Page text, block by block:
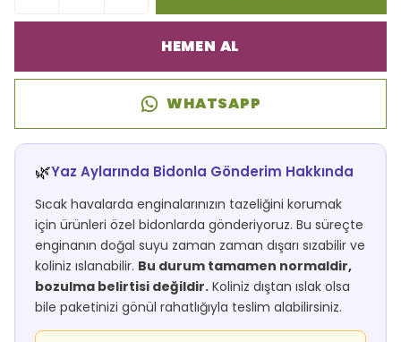
HEMEN AL
WHATSAPP
🌿Yaz Aylarında Bidonla Gönderim Hakkında
Sıcak havalarda enginalarınızın tazeliğini korumak
için ürünleri özel bidonlarda gönderiyoruz. Bu süreçte
enginanın doğal suyu zaman zaman dışarı sızabilir ve
koliniz ıslanabilir. Bu durum tamamen normaldir,
bozulma belirtisi değildir. Koliniz dıştan ıslak olsa
bile paketinizi gönül rahatlığıyla teslim alabilirsiniz.